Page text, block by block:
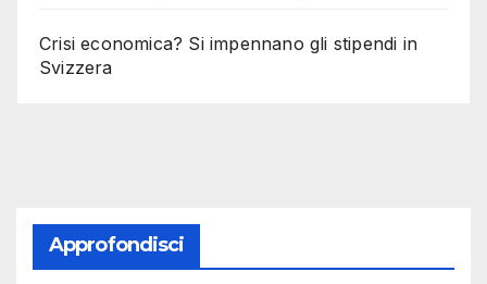
Crisi economica? Si impennano gli stipendi in
Svizzera
Approfondisci